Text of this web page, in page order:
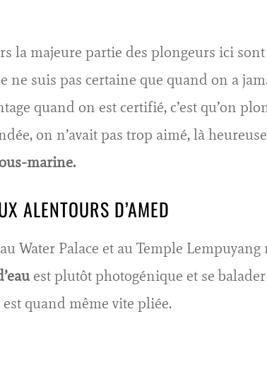
la majeure partie des plongeurs ici
ne suis pas certaine que quand on a
quand on est certifié, c’est qu’on
on n’avait pas trop aimé, là
marine.
ALENTOURS D’AMED
Water Palace et au Temple
est plutôt photogénique et se
quand même vite pliée.